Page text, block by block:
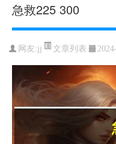
急救225 300
网友:jj 文章列表